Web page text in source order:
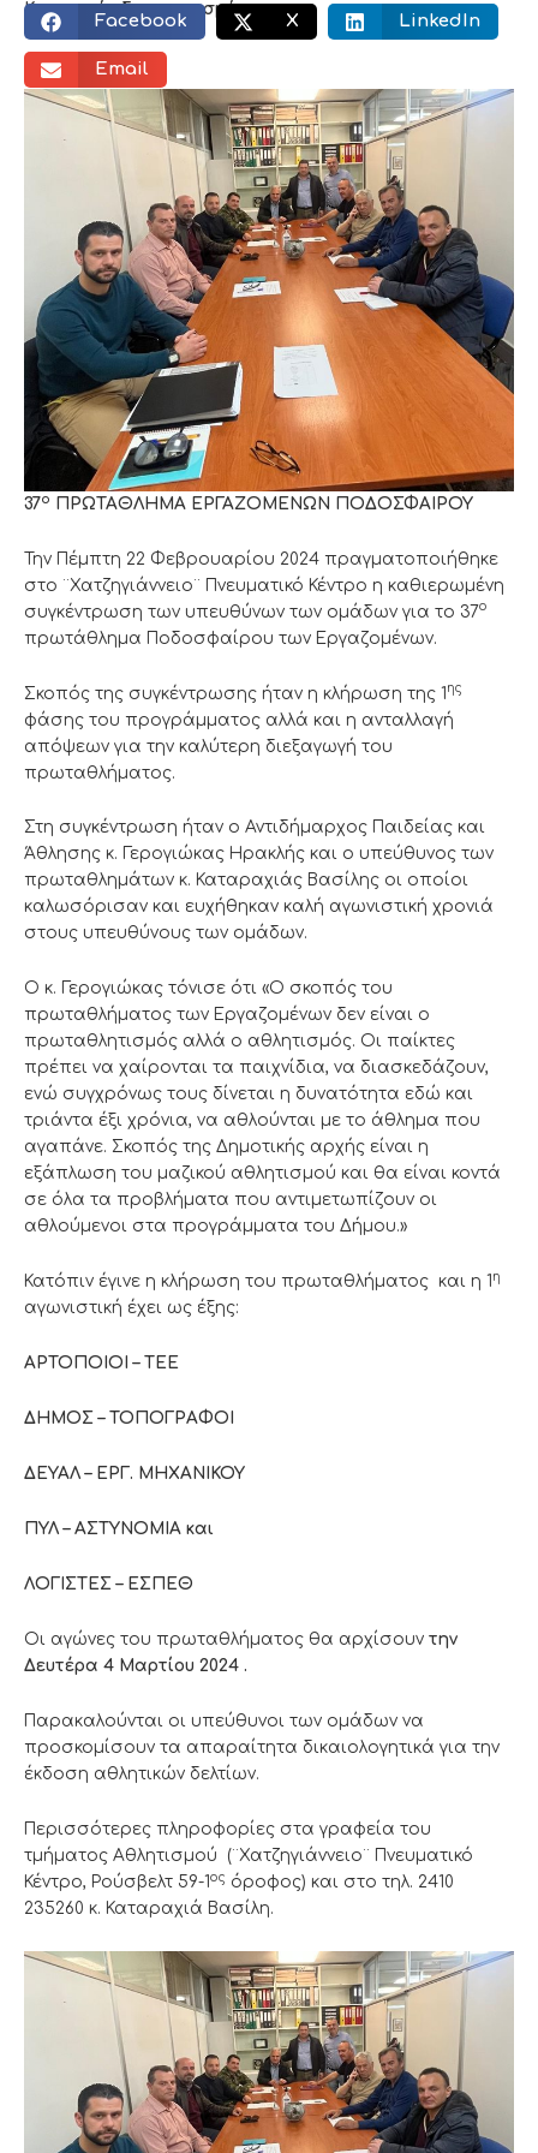
Κοινωνικός διαμοιρασμός:
Facebook X LinkedIn
Email
37ο ΠΡΩΤΑΘΛΗΜΑ ΕΡΓΑΖΟΜΕΝΩΝ ΠΟΔΟΣΦΑΙΡΟΥ
Την Πέμπτη 22 Φεβρουαρίου 2024 πραγματοποιήθηκε
στο ¨Χατζηγιάννειο¨ Πνευματικό Κέντρο η καθιερωμένη
συγκέντρωση των υπευθύνων των ομάδων για το 37ο
πρωτάθλημα Ποδοσφαίρου των Εργαζομένων.
Σκοπός της συγκέντρωσης ήταν η κλήρωση της 1 ης
φάσης του προγράμματος αλλά και η ανταλλαγή
απόψεων για την καλύτερη διεξαγωγή του
πρωταθλήματος.
Στη συγκέντρωση ήταν ο Αντιδήμαρχος Παιδείας και
Άθλησης κ. Γερογιώκας Ηρακλής και ο υπεύθυνος των
πρωταθλημάτων κ. Καταραχιάς Βασίλης οι οποίοι
καλωσόρισαν και ευχήθηκαν καλή αγωνιστική χρονιά
στους υπευθύνους των ομάδων.
O κ. Γερογιώκας τόνισε ότι «Ο σκοπός του
πρωταθλήματος των Εργαζομένων δεν είναι ο
πρωταθλητισμός αλλά ο αθλητισμός. Οι παίκτες
πρέπει να χαίρονται τα παιχνίδια, να διασκεδάζουν,
ενώ συγχρόνως τους δίνεται η δυνατότητα εδώ και
τριάντα έξι χρόνια, να αθλούνται με το άθλημα που
αγαπάνε. Σκοπός της Δημοτικής αρχής είναι η
εξάπλωση του μαζικού αθλητισμού και θα είναι κοντά
σε όλα τα προβλήματα που αντιμετωπίζουν οι
αθλούμενοι στα προγράμματα του Δήμου.»
Κατόπιν έγινε η κλήρωση του πρωταθλήματος και η 1 η
αγωνιστική έχει ως έξης:
ΑΡΤΟΠΟΙΟΙ – ΤΕΕ
ΔΗΜΟΣ – ΤΟΠΟΓΡΑΦΟΙ
ΔΕΥΑΛ – ΕΡΓ. ΜΗΧΑΝΙΚΟΥ
ΠΥΛ – ΑΣΤΥΝΟΜΙΑ και
ΛΟΓΙΣΤΕΣ – ΕΣΠΕΘ
Οι αγώνες του πρωταθλήματος θα αρχίσουν την
Δευτέρα 4 Μαρτίου 2024 .
Παρακαλούνται οι υπεύθυνοι των ομάδων να
προσκομίσουν τα απαραίτητα δικαιολογητικά για την
έκδοση αθλητικών δελτίων.
Περισσότερες πληροφορίες στα γραφεία του
τμήματος Αθλητισμού (¨Χατζηγιάννειο¨ Πνευματικό
Κέντρο, Ρούσβελτ 59-1ος όροφος) και στο τηλ. 2410
235260 κ. Καταραχιά Βασίλη.